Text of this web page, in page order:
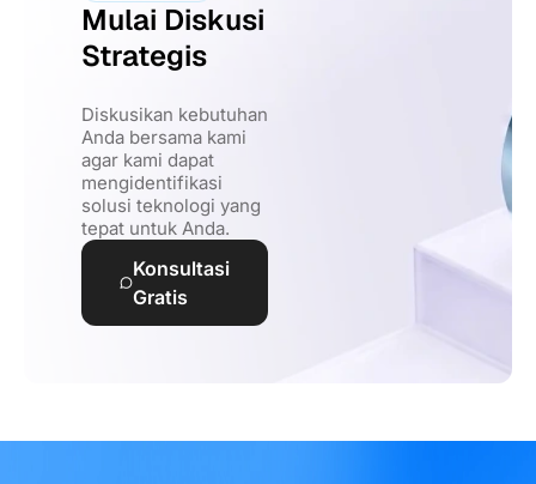
Mulai Diskusi
Strategis
Diskusikan kebutuhan
Anda bersama kami
agar kami dapat
mengidentifikasi
solusi teknologi yang
tepat untuk Anda.
Konsultasi
Gratis